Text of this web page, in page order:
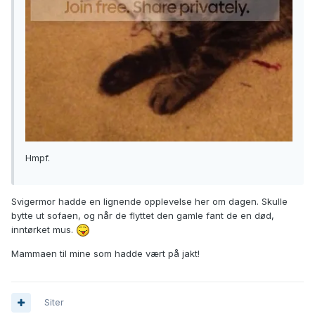
Hmpf.
Svigermor hadde en lignende opplevelse her om dagen. Skulle
bytte ut sofaen, og når de flyttet den gamle fant de en død,
inntørket mus.
Mammaen til mine som hadde vært på jakt!
Siter